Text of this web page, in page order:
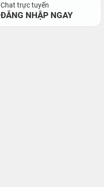
Chat trực tuyến
ĐĂNG NHẬP NGAY